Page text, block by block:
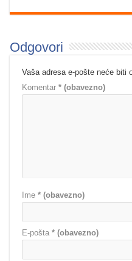
Odgovori
Vaša adresa e-pošte neće biti
Komentar * (obavezno)
Ime * (obavezno)
E-pošta * (obavezno)